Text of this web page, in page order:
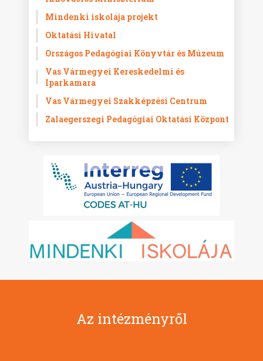
Mindenki iskolája projekt
Oktatási Hivatal
Országos Pedagógiai Könyvtár és Múzeum
Vas Vármegyei Kereskedelmi és
Iparkamara
Vas Vármegyei Szakképzési Centrum
Zalaegerszegi Pedagógiai Oktatási Központ
Az intézményről